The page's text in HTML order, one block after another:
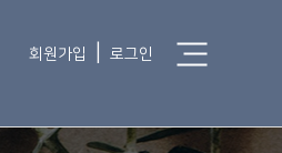
회원가입 로그인